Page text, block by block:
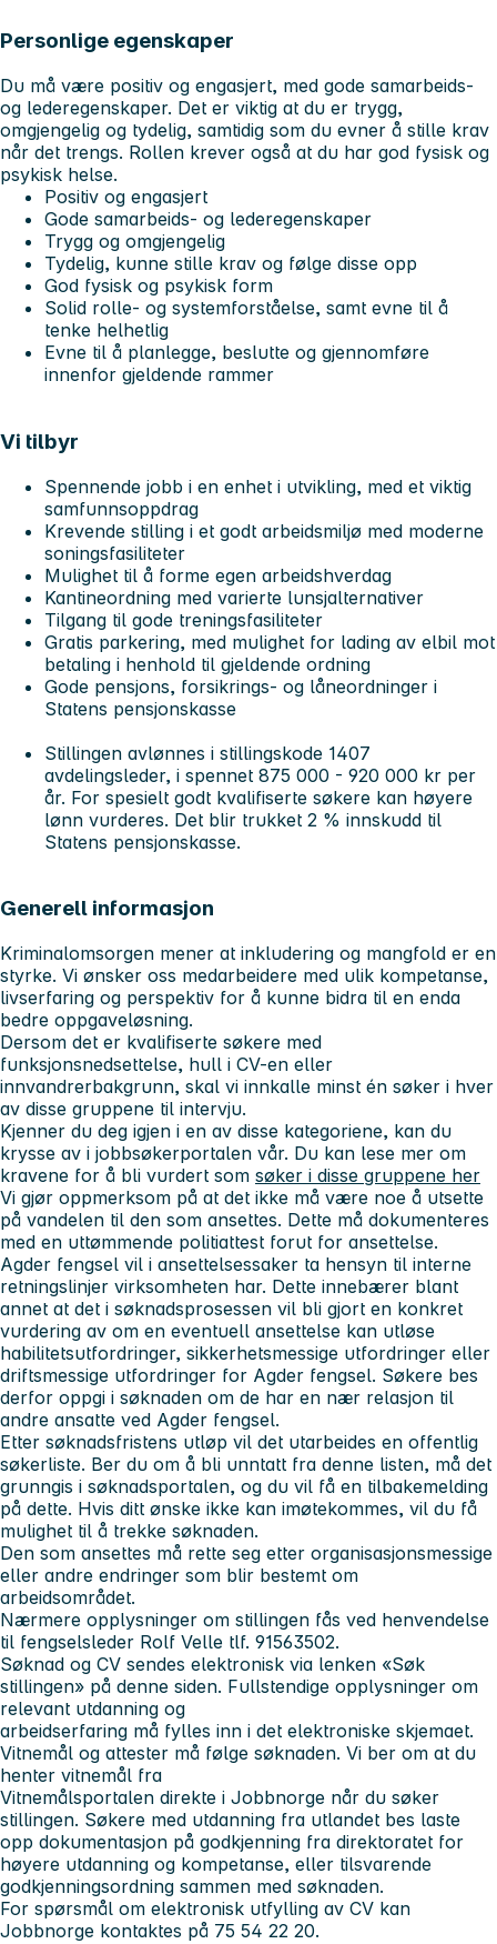
Personlige egenskaper
Du må være positiv og engasjert, med gode samarbeids-
og lederegenskaper. Det er viktig at du er trygg,
omgjengelig og tydelig, samtidig som du evner å stille krav
når det trengs. Rollen krever også at du har god fysisk og
psykisk helse.
Positiv og engasjert
Gode samarbeids- og lederegenskaper
Trygg og omgjengelig
Tydelig, kunne stille krav og følge disse opp
God fysisk og psykisk form
Solid rolle- og systemforståelse, samt evne til å
tenke helhetlig
Evne til å planlegge, beslutte og gjennomføre
innenfor gjeldende rammer
Vi tilbyr
Spennende jobb i en enhet i utvikling, med et viktig
samfunnsoppdrag
Krevende stilling i et godt arbeidsmiljø med moderne
soningsfasiliteter
Mulighet til å forme egen arbeidshverdag
Kantineordning med varierte lunsjalternativer
Tilgang til gode treningsfasiliteter
Gratis parkering, med mulighet for lading av elbil mot
betaling i henhold til gjeldende ordning
Gode pensjons, forsikrings- og låneordninger i
Statens pensjonskasse
Stillingen avlønnes i stillingskode 1407
avdelingsleder, i spennet 875 000 - 920 000 kr per
år. For spesielt godt kvalifiserte søkere kan høyere
lønn vurderes. Det blir trukket 2 % innskudd til
Statens pensjonskasse.
Generell informasjon
Kriminalomsorgen mener at inkludering og mangfold er en
styrke. Vi ønsker oss medarbeidere med ulik kompetanse,
livserfaring og perspektiv for å kunne bidra til en enda
bedre oppgaveløsning.
Dersom det er kvalifiserte søkere med
funksjonsnedsettelse, hull i CV-en eller
innvandrerbakgrunn, skal vi innkalle minst én søker i hver
av disse gruppene til intervju.
Kjenner du deg igjen i en av disse kategoriene, kan du
krysse av i jobbsøkerportalen vår. Du kan lese mer om
kravene for å bli vurdert som søker i disse gruppene her
Vi gjør oppmerksom på at det ikke må være noe å utsette
på vandelen til den som ansettes. Dette må dokumenteres
med en uttømmende politiattest forut for ansettelse.
Agder fengsel vil i ansettelsessaker ta hensyn til interne
retningslinjer virksomheten har. Dette innebærer blant
annet at det i søknadsprosessen vil bli gjort en konkret
vurdering av om en eventuell ansettelse kan utløse
habilitetsutfordringer, sikkerhetsmessige utfordringer eller
driftsmessige utfordringer for Agder fengsel. Søkere bes
derfor oppgi i søknaden om de har en nær relasjon til
andre ansatte ved Agder fengsel.
Etter søknadsfristens utløp vil det utarbeides en offentlig
søkerliste. Ber du om å bli unntatt fra denne listen, må det
grunngis i søknadsportalen, og du vil få en tilbakemelding
på dette. Hvis ditt ønske ikke kan imøtekommes, vil du få
mulighet til å trekke søknaden.
Den som ansettes må rette seg etter organisasjonsmessige
eller andre endringer som blir bestemt om
arbeidsområdet.
Nærmere opplysninger om stillingen fås ved henvendelse
til fengselsleder Rolf Velle tlf. 91563502.
Søknad og CV sendes elektronisk via lenken «Søk
stillingen» på denne siden. Fullstendige opplysninger om
relevant utdanning og
arbeidserfaring må fylles inn i det elektroniske skjemaet.
Vitnemål og attester må følge søknaden. Vi ber om at du
henter vitnemål fra
Vitnemålsportalen direkte i Jobbnorge når du søker
stillingen. Søkere med utdanning fra utlandet bes laste
opp dokumentasjon på godkjenning fra direktoratet for
høyere utdanning og kompetanse, eller tilsvarende
godkjenningsordning sammen med søknaden.
For spørsmål om elektronisk utfylling av CV kan
Jobbnorge kontaktes på 75 54 22 20.